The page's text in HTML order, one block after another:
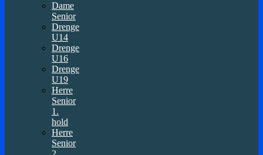
Dame
Senior
Drenge
U14
Drenge
U16
Drenge
U19
Herre
Senior
1.
hold
Herre
Senior